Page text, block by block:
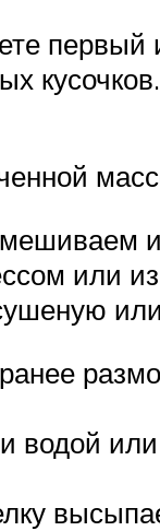
первый
или
водой